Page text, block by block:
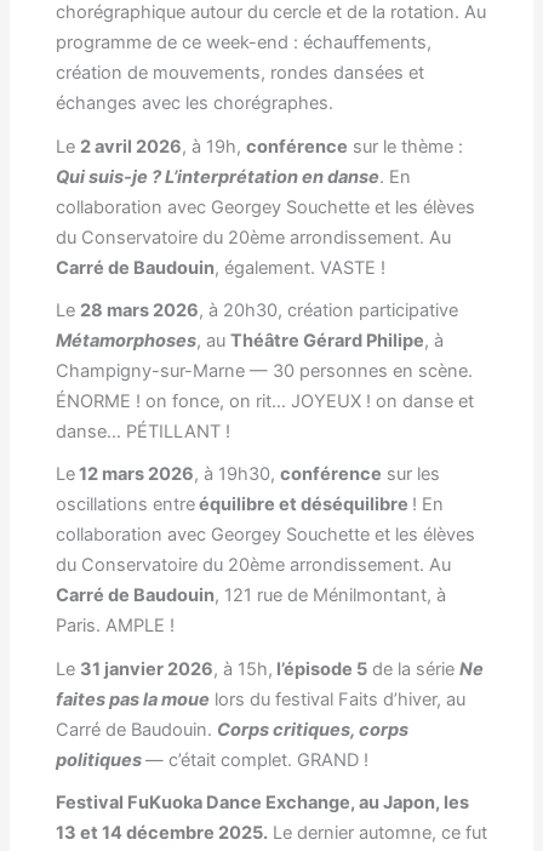
chorégraphique autour du cercle et de la rotation. Au
programme de ce week-end : échauffements,
création de mouvements, rondes dansées et
échanges avec les chorégraphes.
Le 2 avril 2026, à 19h, conférence sur le thème :
Qui suis-je ? L’interprétation en danse. En
collaboration avec Georgey Souchette et les élèves
du Conservatoire du 20ème arrondissement. Au
Carré de Baudouin, également. VASTE !
Le 28 mars 2026, à 20h30, création participative
Métamorphoses, au Théâtre Gérard Philipe, à
Champigny-sur-Marne — 30 personnes en scène.
ÉNORME ! on fonce, on rit… JOYEUX ! on danse et
danse… PÉTILLANT !
Le12 mars 2026, à 19h30, conférence sur les
oscillations entreéquilibre et déséquilibre ! En
collaboration avec Georgey Souchette et les élèves
du Conservatoire du 20ème arrondissement. Au
Carré de Baudouin, 121 rue de Ménilmontant, à
Paris. AMPLE !
Le 31 janvier 2026, à 15h, l’épisode 5de la série Ne
faites pas la moue lors du festival Faits d’hiver, au
Carré de Baudouin. Corps critiques, corps
politiques— c’était complet. GRAND !
Festival FuKuoka Dance Exchange, au Japon, les
13 et 14 décembre 2025.Le dernier automne, ce fut